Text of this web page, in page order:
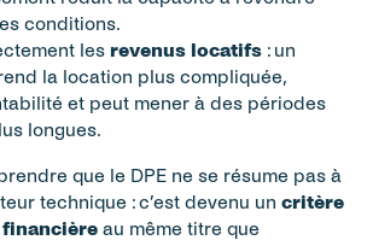
conditions.
les revenus locatifs : un
la location plus compliquée,
et peut mener à des périodes
longues.
que le DPE ne se résume pas à
technique : c’est devenu un critère
au même titre que